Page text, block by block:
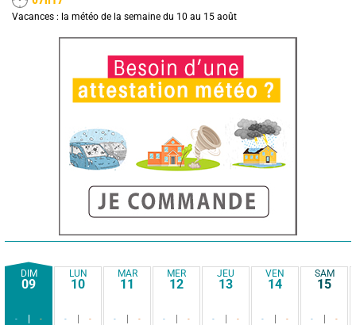
Vacances : la météo de la semaine du 10 au 15 août
DIM
09
- -
LUN
10
- -
MAR
11
- -
MER
12
- -
JEU
13
- -
VEN
14
- -
SAM
15
- -